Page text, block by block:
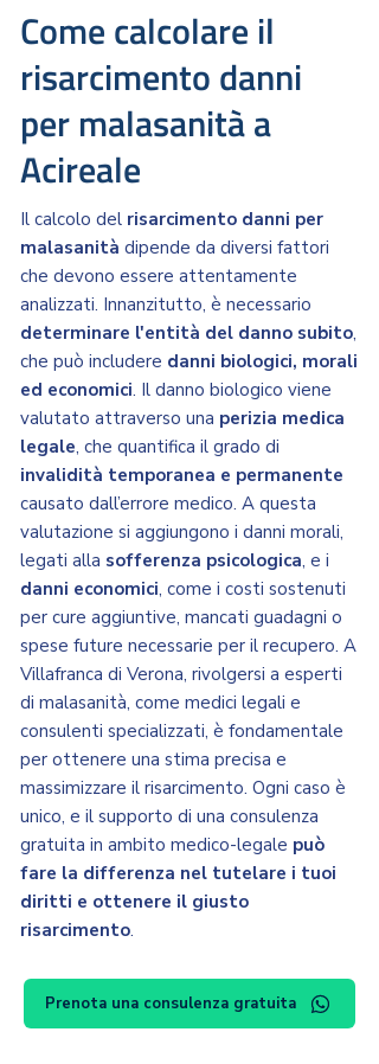
Come calcolare il
risarcimento danni
per malasanità a
Acireale
Il calcolo del risarcimento danni per
malasanità dipende da diversi fattori
che devono essere attentamente
analizzati. Innanzitutto, è necessario
determinare l'entità del danno subito,
che può includere danni biologici, morali
ed economici. Il danno biologico viene
valutato attraverso una perizia medica
legale, che quantifica il grado di
invalidità temporanea e permanente
causato dall’errore medico. A questa
valutazione si aggiungono i danni morali,
legati alla sofferenza psicologica, e i
danni economici, come i costi sostenuti
per cure aggiuntive, mancati guadagni o
spese future necessarie per il recupero. A
Villafranca di Verona, rivolgersi a esperti
di malasanità, come medici legali e
consulenti specializzati, è fondamentale
per ottenere una stima precisa e
massimizzare il risarcimento. Ogni caso è
unico, e il supporto di una consulenza
gratuita in ambito medico-legale può
fare la differenza nel tutelare i tuoi
diritti e ottenere il giusto
risarcimento.
Prenota una consulenza gratuita